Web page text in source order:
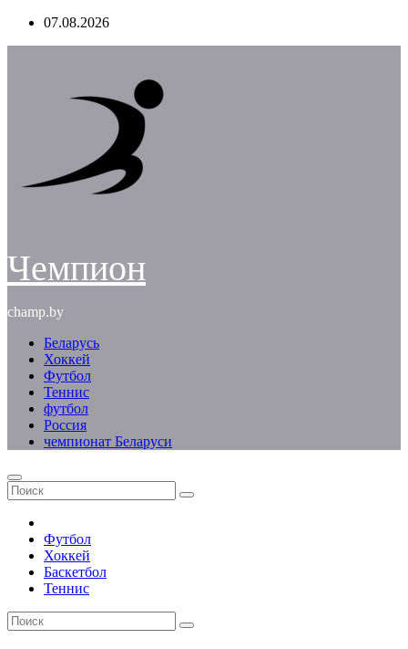
Перейти07.08.2026
Чемпион
champ.by
Беларусь
Хоккей
Футбол
Теннис
футбол
Россия
чемпионат Беларуси
Футбол
Хоккей
Баскетбол
Теннис